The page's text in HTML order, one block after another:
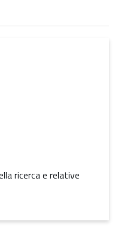
ricerca e relative